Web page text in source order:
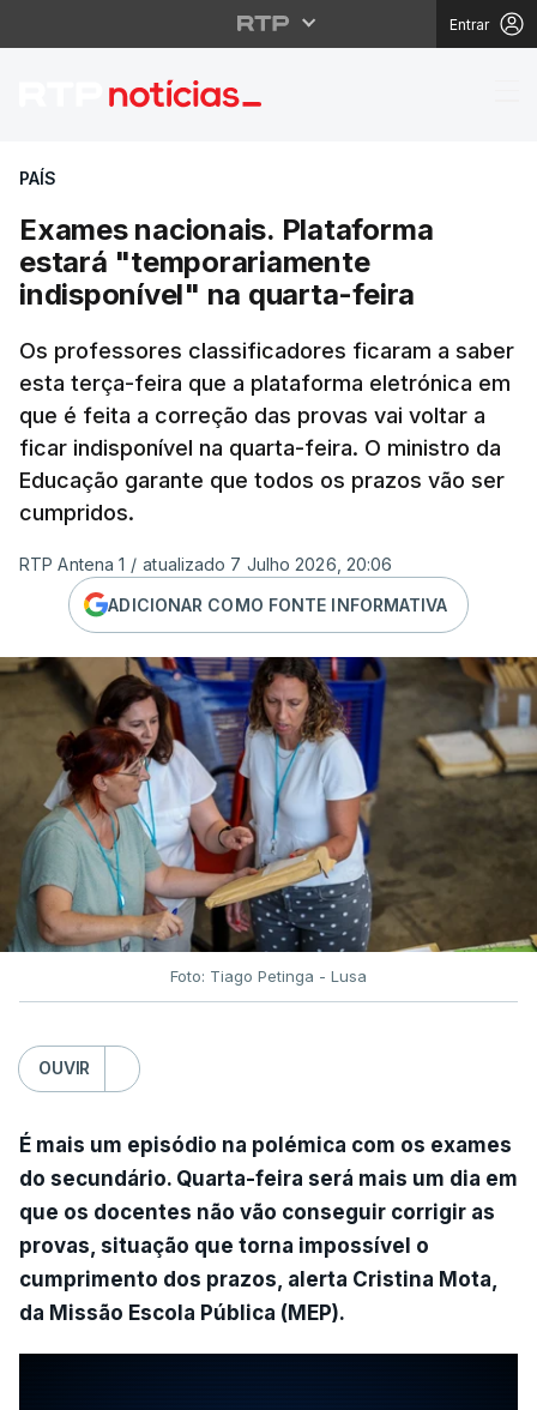
Entrar
Exames nacionais.
PAÍS
Exames nacionais. Plataforma
estará "temporariamente
indisponível" na quarta-feira
Os professores classificadores ficaram a saber
esta terça-feira que a plataforma eletrónica em
que é feita a correção das provas vai voltar a
ficar indisponível na quarta-feira. O ministro da
Educação garante que todos os prazos vão ser
cumpridos.
RTP Antena 1 / atualizado 7 Julho 2026, 20:06
ADICIONAR COMO FONTE INFORMATIVA
Foto: Tiago Petinga - Lusa
OUVIR
É mais um episódio na polémica com os exames
do secundário. Quarta-feira será mais um dia em
que os docentes não vão conseguir corrigir as
provas, situação que torna impossível o
cumprimento dos prazos, alerta Cristina Mota,
da Missão Escola Pública (MEP).